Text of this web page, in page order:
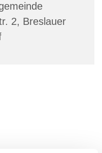
2, Breslauer